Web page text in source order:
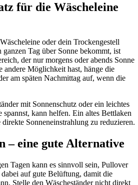
für die Wäscheleine
oder dein Trockengestell
Tag über Sonne bekommt, ist
der nur morgens oder abends Sonne
andere Möglichkeit hast, hänge die
am späten Nachmittag auf, wenn die
mit Sonnenschutz oder ein leichtes
spannst, kann helfen. Ein altes Bettlaken
Sonneneinstrahlung zu reduzieren.
– eine gute Alternative
Tagen kann es sinnvoll sein, Pullover
auf gute Belüftung, damit die
Stelle den Wäscheständer nicht direkt